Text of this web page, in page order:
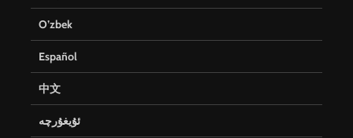
O’zbek
Español
中文
ئۇيغۇرچە